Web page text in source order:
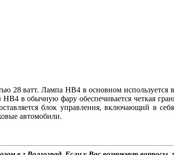
28 ватт. Лампа HB4 в основном используется
в обычную фару обеспечивается четкая
блок управления, включающий в
автомобили.